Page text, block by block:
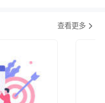
查看更多